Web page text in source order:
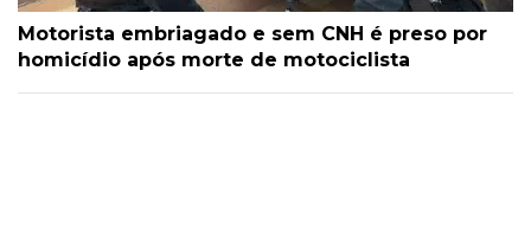
Motorista embriagado e sem CNH é preso por
homicídio após morte de motociclista